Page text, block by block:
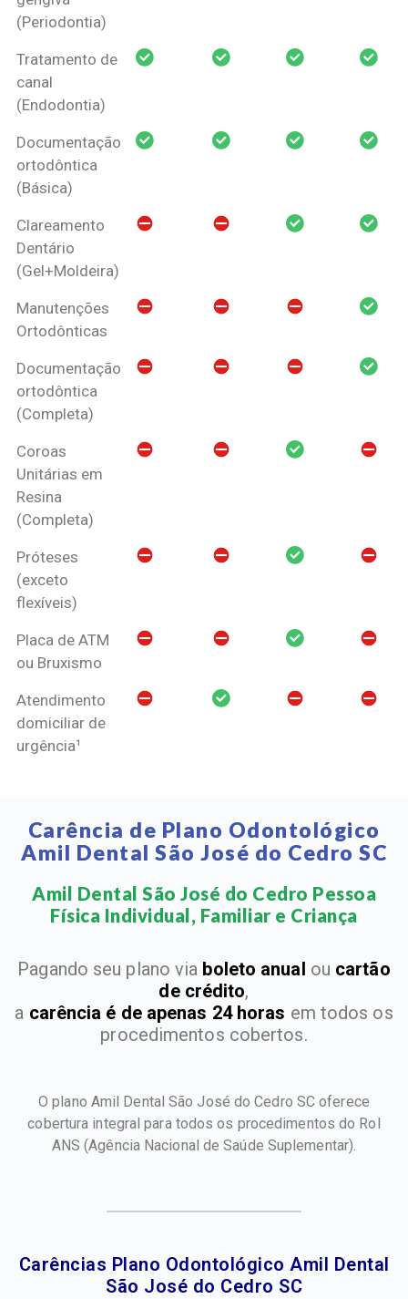
(Periodontia)
Tratamento de
canal
(Endodontia)
Documentação
ortodôntica
(Básica)
Clareamento
Dentário
(Gel+Moldeira)
Manutenções
Ortodônticas
Documentação
ortodôntica
(Completa)
Coroas
Unitárias em
Resina
(Completa)
Próteses
(exceto
flexíveis)
Placa de ATM
ou Bruxismo
Atendimento
domiciliar de
urgência¹
Carência de Plano Odontológico
Amil Dental São José do Cedro SC
Amil Dental São José do Cedro Pessoa
Física Individual, Familiar e Criança​
Pagando seu plano via boleto anual ou cartão
de crédito,
a carência é de apenas 24 horas em todos os
procedimentos cobertos.
O plano Amil Dental São José do Cedro SC oferece
cobertura integral para todos os procedimentos do Rol
ANS(Agência Nacional de Saúde Suplementar).
Carências Plano Odontológico Amil Dental
São José do Cedro SC​